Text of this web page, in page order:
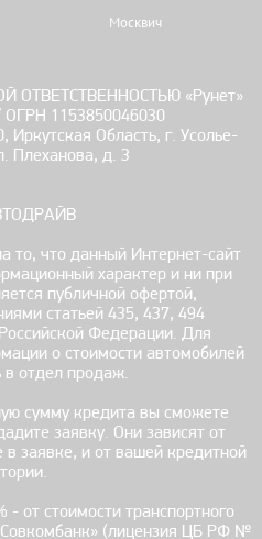
Москвич
ОТВЕТСТВЕННОСТЬЮ «Рунет»
1153850046030
Иркутская Область, г. Усолье-
Плеханова, д. 3
то, что данный Интернет-сайт
характер и ни при
публичной офертой,
статьей 435, 437, 494
Федерации. Для
о стоимости автомобилей
в отдел продаж.
сумму кредита вы сможете
заявку. Они зависят от
заявке, и от вашей кредитной
от стоимости транспортного
(лицензия ЦБ РФ №